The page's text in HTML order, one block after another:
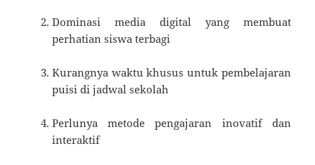
Dominasi media digital yang membuat
perhatian siswa terbagi
Kurangnya waktu khusus untuk pembelajaran
puisi di jadwal sekolah
Perlunya metode pengajaran inovatif dan
interaktif